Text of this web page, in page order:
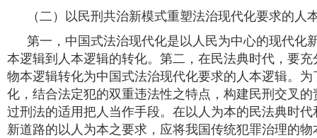
（二）以民刑共治新模式重塑法治现代化要求的人
第一，中国式法治现代化是以人民为中心的现代
本逻辑到人本逻辑的转化。第二，在民法典时代，要
物本逻辑转化为中国式法治现代化要求的人本逻辑。
化，结合法定犯的双重违法性之特点，构建民刑交叉
过刑法的适用把人当作手段。在以人为本的民法典时
新道路的以人为本之要求，应将我国传统犯罪治理的